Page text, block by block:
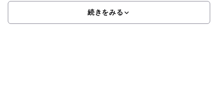
続きをみる